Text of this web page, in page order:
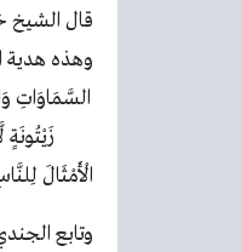
قال الشيخ
وهذه هدية
السَّمَاوَاتِ
الْأَمْثَالَ لِلنَّاسِ ۗ وَاللَّهُ بِكُلِّ شَيْءٍ
وتابع